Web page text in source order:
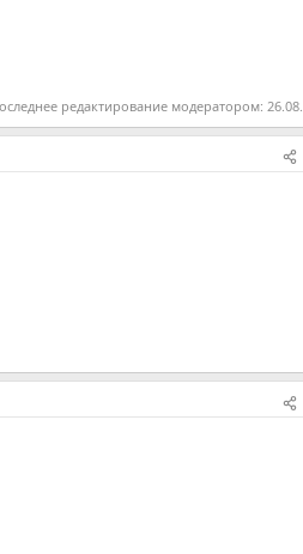
редактирование модератором: